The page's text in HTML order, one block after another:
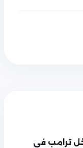
ترامب في